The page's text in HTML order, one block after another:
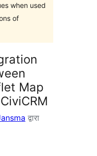
when used
of
Map
द्वारा